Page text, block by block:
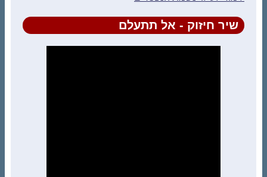
שיר חיזוק - אל תתעלם